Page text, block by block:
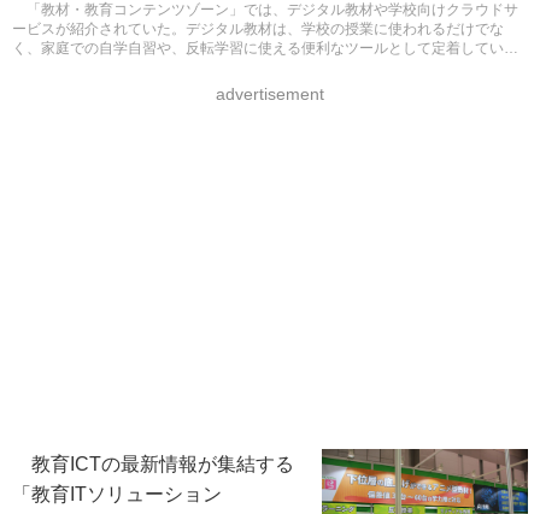
「教材・教育コンテンツゾーン」では、デジタル教材や学校向けクラウドサ
ービスが紹介されていた。デジタル教材は、学校の授業に使われるだけでな
く、家庭での自学自習や、反転学習に使える便利なツールとして定着している
advertisement
教育ICTの最新情報が集結する
「教育ITソリューション